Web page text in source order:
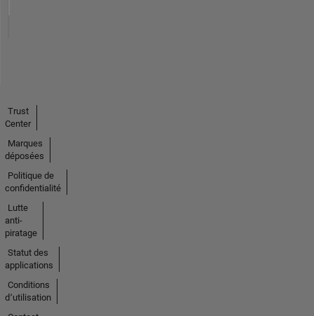
Trust
Center
Marques
déposées
Politique de
confidentialité
Lutte
anti-
piratage
Statut des
applications
Conditions
d՚utilisation